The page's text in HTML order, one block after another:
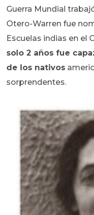
Guerra Mundial
Otero-Warren fue
Escuelas indias en el
solo 2 años fue
de los nativos
sorprendentes.